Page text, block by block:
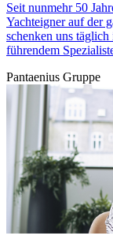
Seit nunmehr 50
Yachteigner auf der
schenken uns
führendem
Pantaenius Gruppe